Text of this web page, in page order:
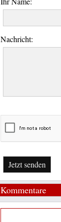
Nachricht:
Jetzt senden
Kommentare